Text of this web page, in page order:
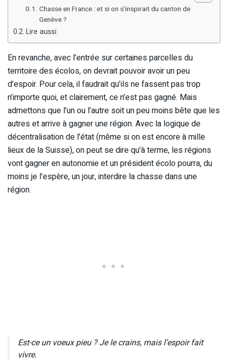
Chasse en France : et si on s’inspirait du canton de
Genève ?
Lire aussi
En revanche, avec l’entrée sur certaines parcelles du
territoire des écolos, on devrait pouvoir avoir un peu
d’espoir. Pour cela, il faudrait qu’ils ne fassent pas trop
n’importe quoi, et clairement, ce n’est pas gagné. Mais
admettons que l’un ou l’autre soit un peu moins bête que les
autres et arrive à gagner une région. Avec la logique de
décentralisation de l’état (même si on est encore à mille
lieux de la Suisse), on peut se dire qu’à terme, les régions
vont gagner en autonomie et un président écolo pourra, du
moins je l’espère, un jour, interdire la chasse dans une
région.
Est-ce un voeux pieu ? Je le crains, mais l’espoir fait
vivre.